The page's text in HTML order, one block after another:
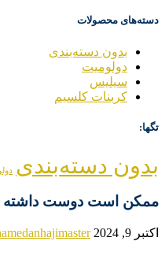
دسته‌های محصولات
بدون دسته‌بندی
دولومیت
سیلیس
کربنات کلسیم
تگها:
بدون دسته‌بندی
ممکن است دوست داشته
اکتبر 9, 2024